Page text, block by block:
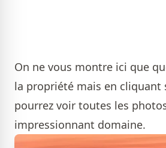
On ne vous montre ici que
la propriété mais en cliquant
pourrez voir toutes les
impressionnant domaine.